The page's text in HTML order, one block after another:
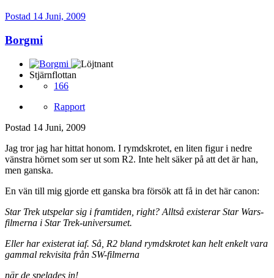
Postad 14 Juni, 2009
Borgmi
Stjärnflottan
166
Rapport
Postad 14 Juni, 2009
Jag tror jag har hittat honom. I rymdskrotet, en liten figur i nedre
vänstra hörnet som ser ut som R2. Inte helt säker på att det är han,
men ganska.
En vän till mig gjorde ett ganska bra försök att få in det här canon:
Star Trek utspelar sig i framtiden, right? Alltså existerar Star Wars-
filmerna i Star Trek-universumet.
Eller har existerat iaf. Så, R2 bland rymdskrotet kan helt enkelt vara
gammal rekvisita från SW-filmerna
när de spelades in!